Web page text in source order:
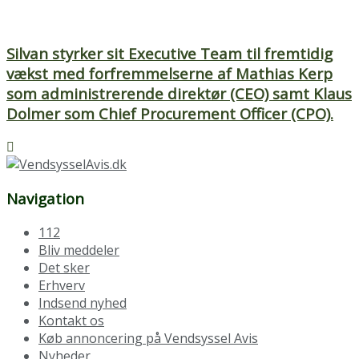
Silvan styrker sit Executive Team til fremtidig
vækst med forfremmelserne af Mathias Kerp
som administrerende direktør (CEO) samt Klaus
Dolmer som Chief Procurement Officer (CPO).
Navigation
112
Bliv meddeler
Det sker
Erhverv
Indsend nyhed
Kontakt os
Køb annoncering på Vendsyssel Avis